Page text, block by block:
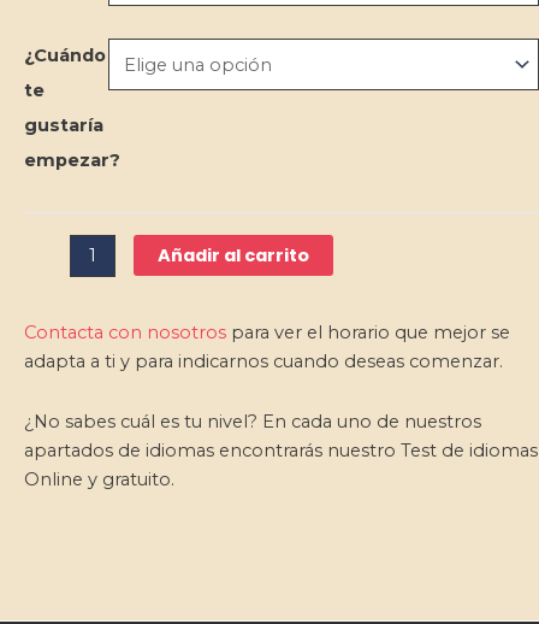
¿Cuándo
te
gustaría
empezar?
Añadir al carrito
Contacta con nosotros para ver el horario que mejor se
adapta a ti y para indicarnos cuando deseas comenzar.
¿No sabes cuál es tu nivel? En cada uno de nuestros
apartados de idiomas encontrarás nuestro Test de idiomas
Online y gratuito.